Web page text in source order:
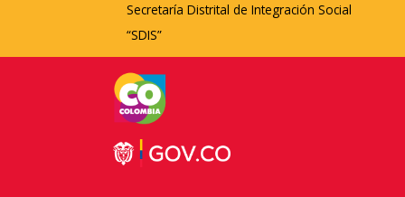
Secretaría Distrital de Integración Social
“SDIS”